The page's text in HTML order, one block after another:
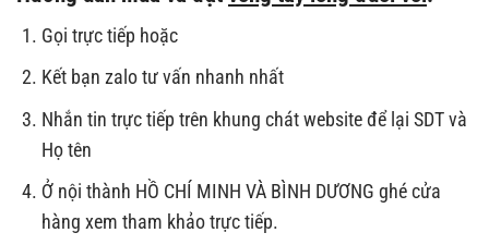
Gọi trực tiếp hoặc
Kết bạn zalo tư vấn nhanh nhất
Nhắn tin trực tiếp trên khung chát website để lại SDT và
Họ tên
Ở nội thành HỒ CHÍ MINH VÀ BÌNH DƯƠNG ghé cửa
hàng xem tham khảo trực tiếp.